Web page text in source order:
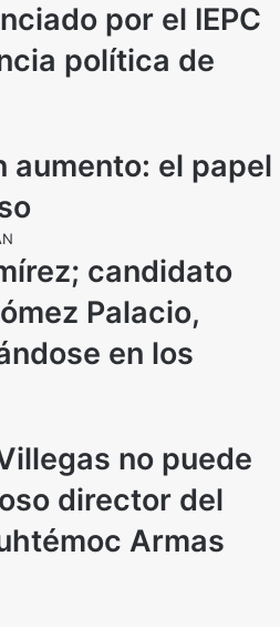
por el IEPC
política de
aumento: el papel
candidato
Palacio,
en los
no puede
director del
Armas